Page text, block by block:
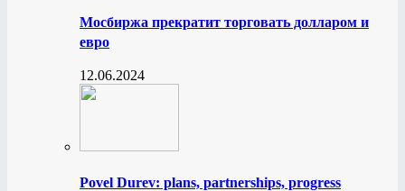
Мосбиржа прекратит торговать долларом и
евро
12.06.2024
Povel Durev: plans, partnerships, progress